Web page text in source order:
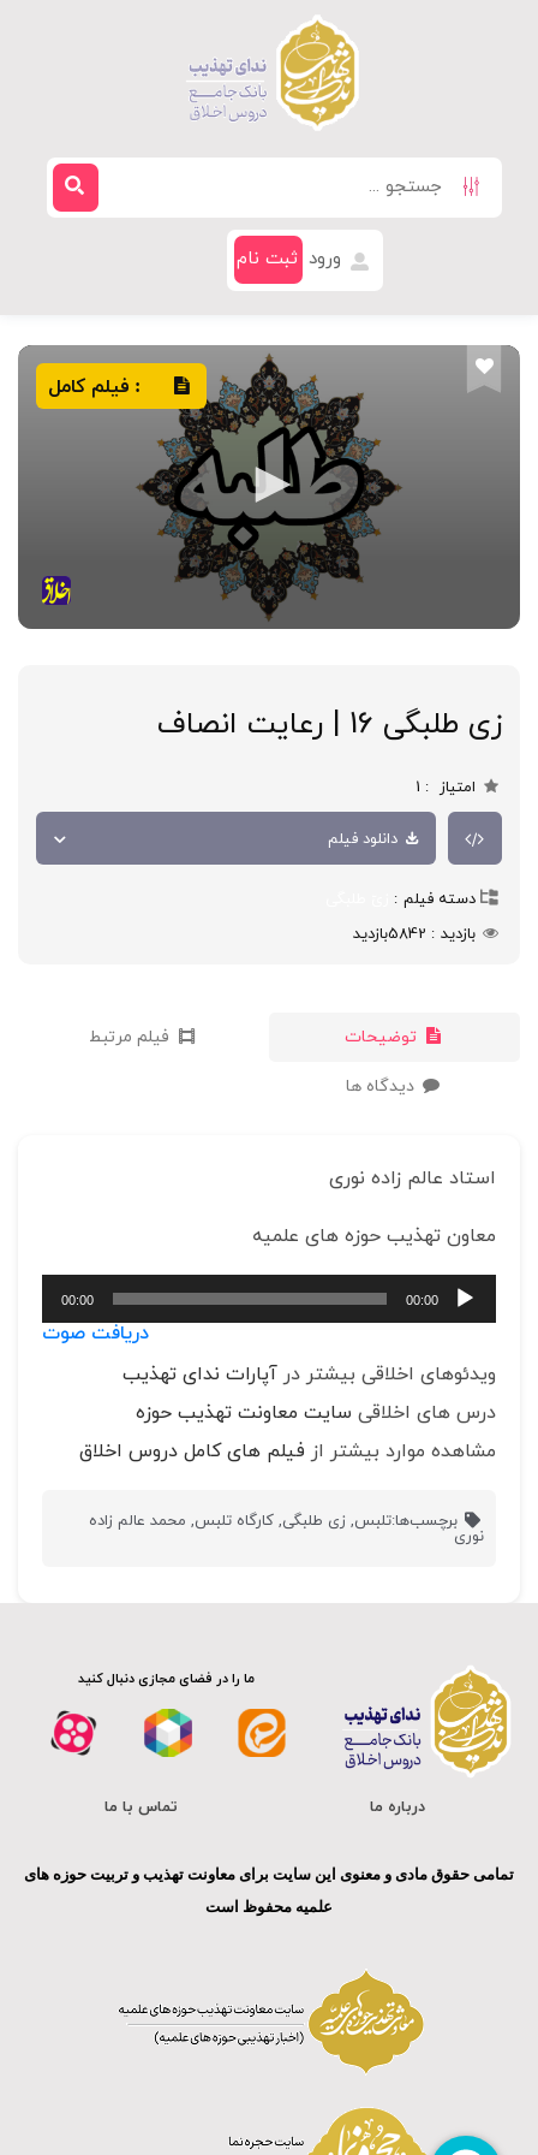
ورود ثبت نام
: فیلم کامل
زی طلبگی 16 | رعایت انصاف
امتیاز 1
دانلود فیلم
دسته فیلم
بازدید
5842بازدید
توضیحات فیلم مرتبط
دیدگاه ها
استاد عالم زاده نوری
معاون تهذیب حوزه های علمیه
پخش‌کننده
صوت
00:00
00:00
دریافت صوت
ویدئوهای اخلاقی بیشتر در آپارات ندای تهذیب
درس های اخلاقی سایت معاونت تهذیب حوزه
مشاهده موارد بیشتر از فیلم های کامل دروس اخلاق
برچسب‌ها:تلبس, زی طلبگی,کارگاه تلبس, محمد عالم زاده
نوری
ما را در فضای مجازی دنبال کنید
درباره ما تماس با ما
تمامی حقوق مادی و معنوی این سایت برای معاونت تهذیب و تربیت حوزه های
علمیه محفوظ است